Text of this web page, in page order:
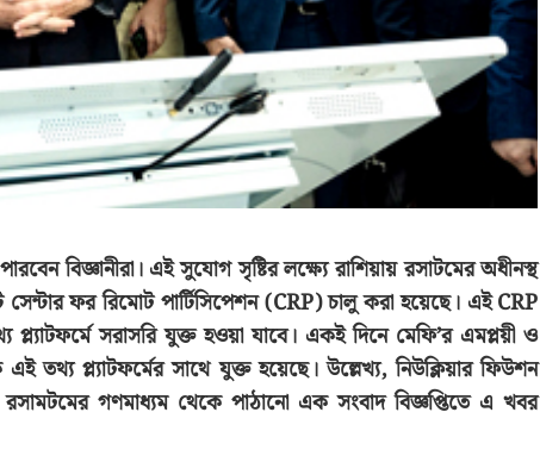
বিজ্ঞানীরা। এই সুযোগ সৃষ্টির লক্ষ্যে রাশিয়ায় রসাটমের অধীনস্থ
সেন্টার ফর রিমোট পার্টিসিপেশন (CRP) চালু করা হয়েছে। এই CRP
সরাসরি যুক্ত হওয়া যাবে। একই দিনে মেফি’র এমপ্লয়ী ও
তথ্য প্ল্যাটফর্মের সাথে যুক্ত হয়েছে। উল্লেখ্য, নিউক্লিয়ার ফিউশন
গণমাধ্যম থেকে পাঠানো এক সংবাদ বিজ্ঞপ্তিতে এ খবর